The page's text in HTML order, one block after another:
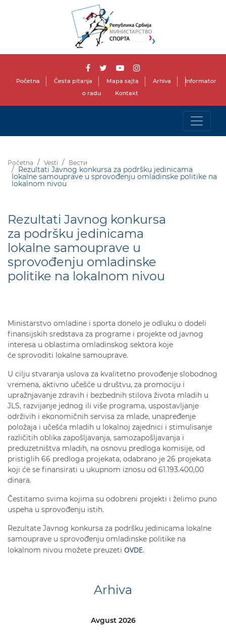
Početna Česta pitanja Mapa sajta Arhiva
Informator
o radu
Kontakt
Početna Vesti Вести
Rezultati Javnog konkursa za podršku jedinicama
lokalne samouprave u sprovođenju omladinske politike na
lokalnom nivou
Rezultati Javnog konkursa
za podršku jedinicama
lokalne samouprave u
sprovođenju omladinske
politike na lokalnom nivou
Ministarstvo omladine i sporta donelo je odluku o dodeli
finansijskih sredstava za programe i projekte od javnog
interesa u oblastima omladinskog sektora koje
će sprovoditi lokalne samouprave.
U cilju stvaranja uslova za kvalitetno provođenje slobodnog
vremena, aktivno učešće u društvu, za promociju i
upražnjavanje zdravih i bezbednih stilova života mladih u
JLS, razvijanje jednog ili više programa, uspostavljanje
održivih i ekonomičnih servisa za mlade, unapređenje
položaja i učešća mladih u lokalnoj zajednici i stimulisanje
različitih oblika zapošljavanja, samozapošljavanja i
preduzetništva mladih, na osnovu predloga komisije, od
pristiglih 66 predloga projekata, odabrano je 26 projekata
koji će se finansirati u ukupnom iznosu od 61.193.400,00
dinara.
Čestitamo svima kojima su odobreni projekti i želimo puno
uspeha u sprovođenju istih.
Rezultate Javnog konkursa za podršku jedinicama lokalne
samouprave u sprovođenju omladinske politike na
lokalnom nivou možete preuzeti OVDE.
Arhiva
Avgust 2026